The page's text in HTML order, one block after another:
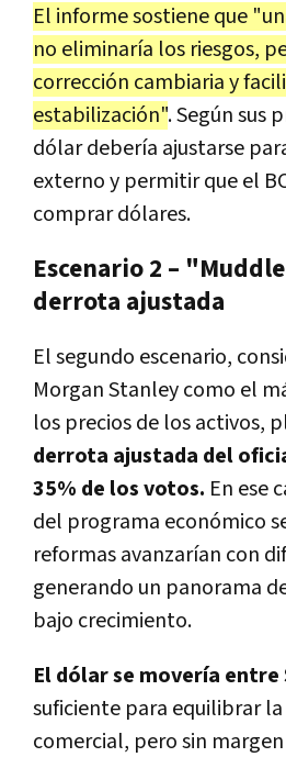
El informe sostiene que
no eliminaría los riesgos,
corrección cambiariay
estabilización". Según sus
dólar debería ajustarse
externoy permitir queel
comprar dólares.
Escenario 2 –
derrota ajustada
El segundo escenario,
Morgan Stanley como el
los precios de los activos,
derrota ajustada del
35% de los votos. En ese
del programa económico
reformas avanzarían con
generando un panorama
bajo crecimiento.
El dólar se movería entre
suficiente para equilibrar
comercial, pero sin